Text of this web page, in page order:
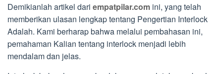
Demikianlah artikel dari empatpilar.com ini, yang telah
memberikan ulasan lengkap tentang Pengertian Interlock
Adalah. Kami berharap bahwa melalui pembahasan ini,
pemahaman Kalian tentang interlock menjadi lebih
mendalam dan jelas.